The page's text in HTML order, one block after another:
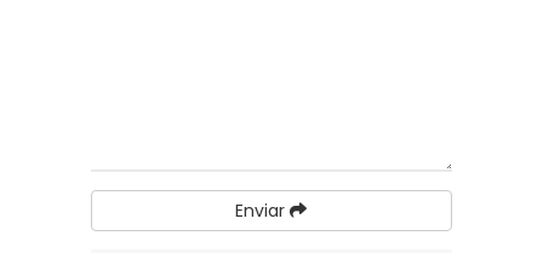
Enviar